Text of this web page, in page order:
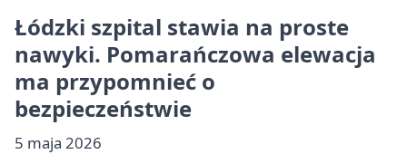
Łódzki szpital stawia na proste
nawyki. Pomarańczowa elewacja
ma przypomnieć o
bezpieczeństwie
5 maja 2026